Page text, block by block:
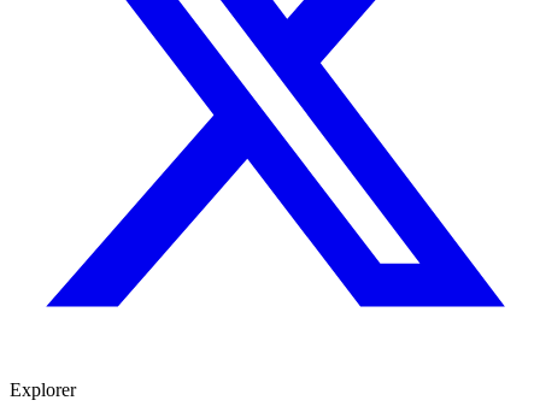
Explorer